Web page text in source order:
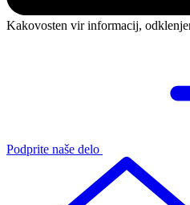
Kakovosten vir informacij,
Podprite naše delo